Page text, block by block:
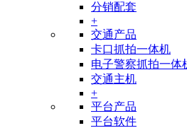
分销配套
+
交通产品
卡口抓拍一体机
电子警察抓拍一体
交通主机
+
平台产品
平台软件